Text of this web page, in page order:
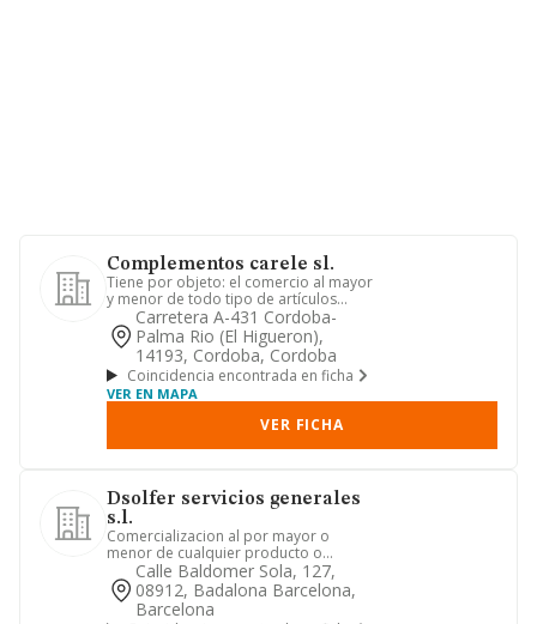
Complementos carele sl.
Tiene por objeto: el comercio al mayor
y menor de todo tipo de artículos
ornamentales y de decoraci...
Carretera A-431 Cordoba-
Palma Rio (el Higueron),
14193, Cordoba, Cordoba
Coincidencia encontrada en ficha
VER EN MAPA
VER FICHA
Dsolfer servicios generales
s.l.
Comercializacion al por mayor o
menor de cualquier producto o
servicio, ya sea desde establecimient...
Calle Baldomer Sola, 127,
08912, Badalona Barcelona,
Barcelona